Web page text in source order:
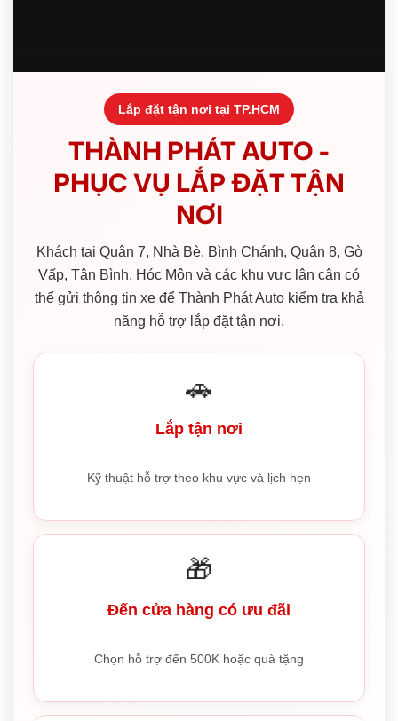
Lắp đặt tận nơi tại TP.HCM
THÀNH PHÁT AUTO -
PHỤC VỤ LẮP ĐẶT TẬN
NƠI
Khách tại Quận 7, Nhà Bè, Bình Chánh, Quận 8, Gò
Vấp, Tân Bình, Hóc Môn và các khu vực lân cận có
thể gửi thông tin xe để Thành Phát Auto kiểm tra khả
năng hỗ trợ lắp đặt tận nơi.
🚗
Lắp tận nơi
Kỹ thuật hỗ trợ theo khu vực và lịch hẹn
🎁
Đến cửa hàng có ưu đãi
Chọn hỗ trợ đến 500K hoặc quà tặng